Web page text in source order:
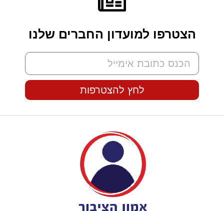
הצטרפו למועדון החברים שלנו
לחץ להצטרפות